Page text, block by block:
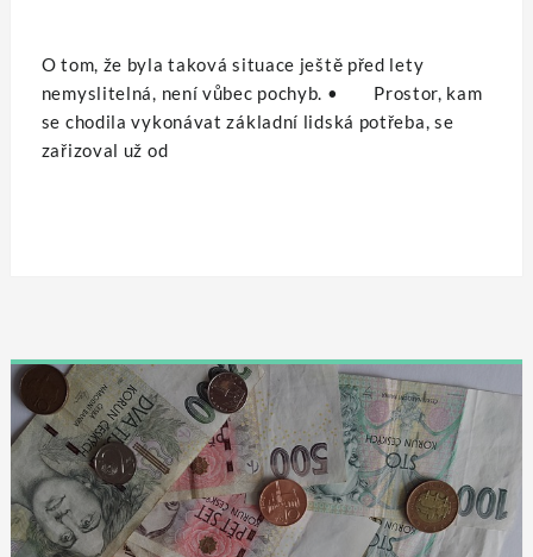
O tom, že byla taková situace ještě před lety
nemyslitelná, není vůbec pochyb. • Prostor, kam
se chodila vykonávat základní lidská potřeba, se
zařizoval už od